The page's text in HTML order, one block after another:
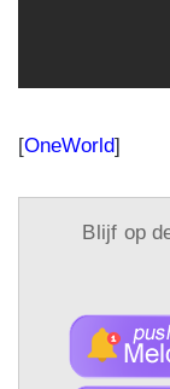
[OneWorld]
Blijf op